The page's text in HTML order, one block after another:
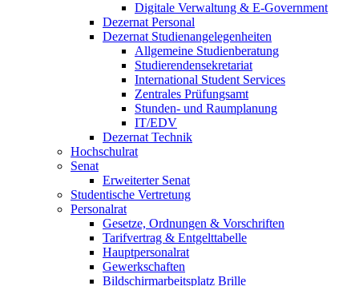
Digitale Verwaltung & E-Government
Dezernat Personal
Dezernat Studienangelegenheiten
Allgemeine Studienberatung
Studierendensekretariat
International Student Services
Zentrales Prüfungsamt
Stunden- und Raumplanung
IT/EDV
Dezernat Technik
Hochschulrat
Senat
Erweiterter Senat
Studentische Vertretung
Personalrat
Gesetze, Ordnungen & Vorschriften
Tarifvertrag & Entgelttabelle
Hauptpersonalrat
Gewerkschaften
Bildschirmarbeitsplatz Brille